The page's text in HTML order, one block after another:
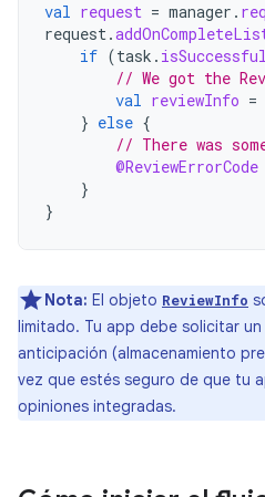
val request = manager .
request.
if (task . isSuccessful
// We got the
val reviewInfo =
} else {
// There was
@ReviewErrorCode
}
}
Nota: El objeto ReviewInfo
limitado. Tu app debe solicitar
anticipación (almacenamiento
vez que estés seguro de que tu
opiniones integradas.